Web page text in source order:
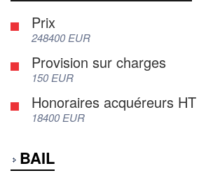
Prix
248400 EUR
Provision sur charges
150 EUR
Honoraires acquéreurs HT
18400 EUR
BAIL